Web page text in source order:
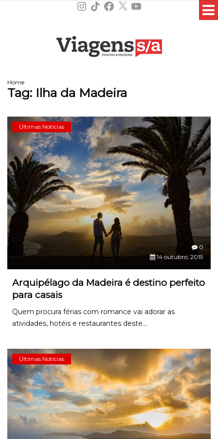
Instagram
TikTokFacebook
X YouTube
Home
Tag: Ilha da Madeira
Últimas Notícias
0
14 outubro, 2019
Arquipélago da Madeira é destino perfeito
para casais
Quem procura férias com romance vai adorar as
atividades, hotéis e restaurantes deste...
Últimas Notícias